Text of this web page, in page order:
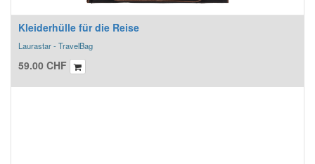
Kleiderhülle für die Reise
Laurastar - TravelBag
59.00 CHF